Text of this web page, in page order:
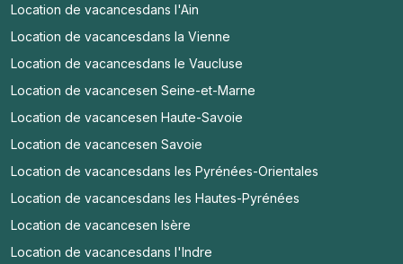
Location de vacancesdans l'Ain
Location de vacancesdans la Vienne
Location de vacancesdans le Vaucluse
Location de vacancesen Seine-et-Marne
Location de vacancesen Haute-Savoie
Location de vacancesen Savoie
Location de vacancesdans les Pyrénées-Orientales
Location de vacancesdans les Hautes-Pyrénées
Location de vacancesen Isère
Location de vacancesdans l'Indre